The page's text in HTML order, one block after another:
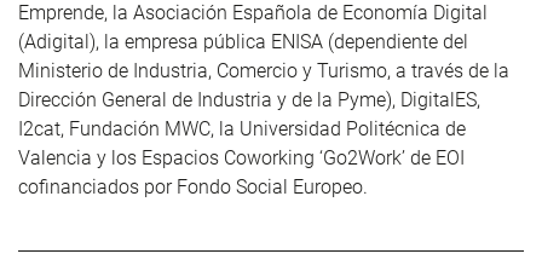
Emprende, la Asociación Española de Economía Digital
(Adigital), la empresa pública ENISA (dependiente del
Ministerio de Industria, Comercio y Turismo, a través de la
Dirección General de Industria y de la Pyme), DigitalES,
I2cat, Fundación MWC, la Universidad Politécnica de
Valencia y los Espacios Coworking ‘Go2Work’ de EOI
cofinanciados por Fondo Social Europeo.